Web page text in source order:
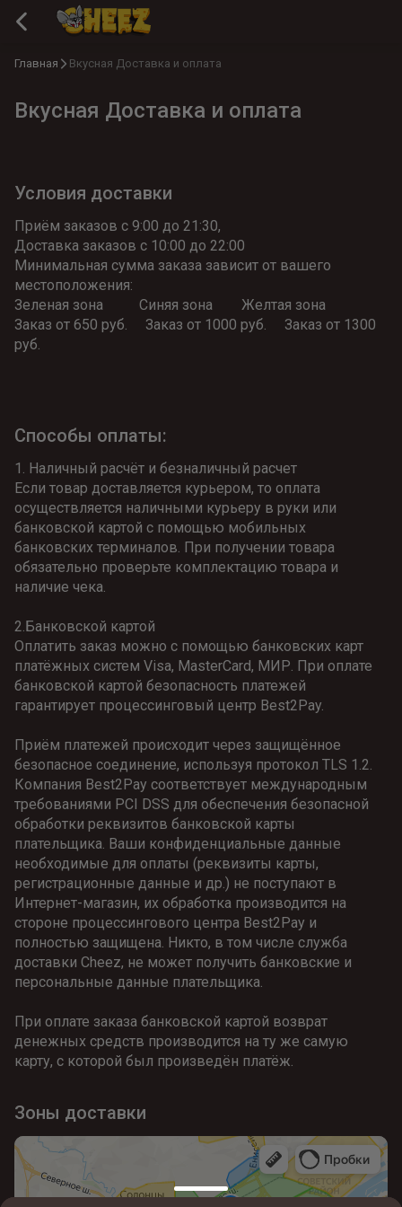
Главная Вкусная Доставка и оплата
Вкусная Доставка и оплата
Условия доставки
Приём заказов с 9:00 до 21:30,
Доставка заказов с 10:00 до 22:00
Минимальная сумма заказа зависит от вашего
местоположения:
Зеленая зона          Синяя зона        Желтая зона
Заказ от 650 руб.     Заказ от 1000 руб.     Заказ от 1300
руб.
Способы оплаты:
1. Наличный расчёт и безналичный расчет
Если товар доставляется курьером, то оплата
осуществляется наличными курьеру в руки или
банковской картой с помощью мобильных
банковских терминалов. При получении товара
обязательно проверьте комплектацию товара и
наличие чека.
2.Банковской картой
Оплатить заказ можно с помощью банковских карт
платёжных систем Visa, MasterCard, МИР. При оплате
банковской картой безопасность платежей
гарантирует процессинговый центр Best2Pay.
Приём платежей происходит через защищённое
безопасное соединение, используя протокол TLS 1.2.
Компания Best2Pay соответствует международным
требованиями PCI DSS для обеспечения безопасной
обработки реквизитов банковской карты
плательщика. Ваши конфиденциальные данные
необходимые для оплаты (реквизиты карты,
регистрационные данные и др.) не поступают в
Интернет-магазин, их обработка производится на
стороне процессингового центра Best2Pay и
полностью защищена. Никто, в том числе служба
доставки Cheez, не может получить банковские и
персональные данные плательщика.
При оплате заказа банковской картой возврат
денежных средств производится на ту же самую
карту, с которой был произведён платёж.
Зоны доставки